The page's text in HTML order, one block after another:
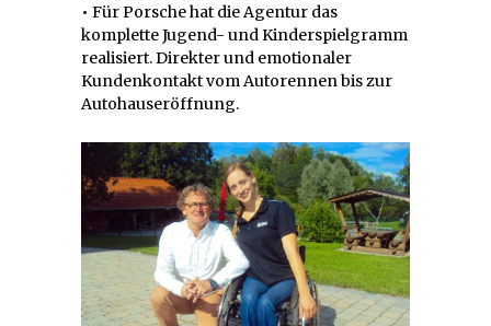
• Für Porsche hat die Agentur das
komplette Jugend- und Kinderspielgramm
realisiert. Direkter und emotionaler
Kundenkontakt vom Autorennen bis zur
Autohauseröffnung.